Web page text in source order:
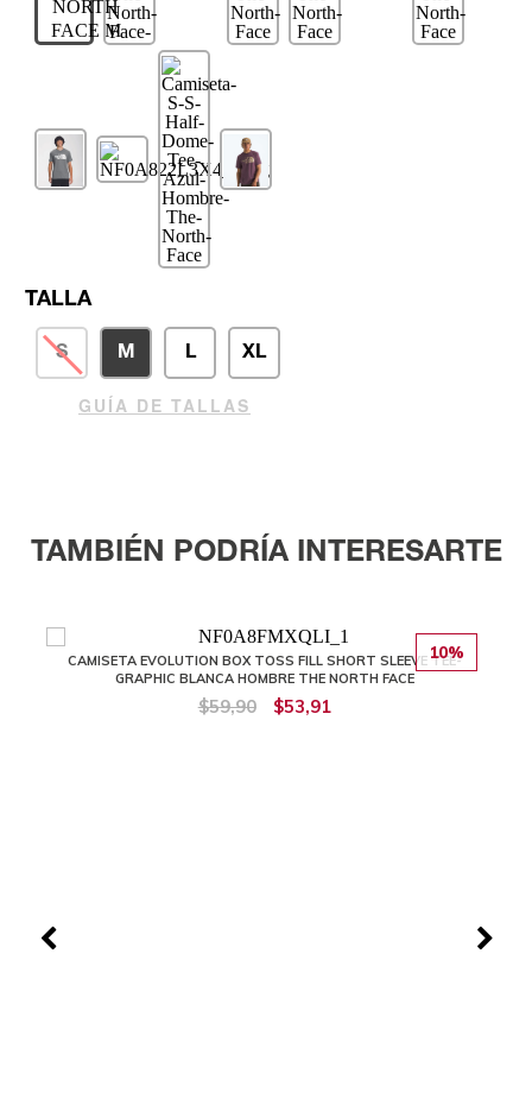
TALLA
S M L XL
GUÍA DE TALLAS
TAMBIÉN PODRÍA INTERESARTE
10%
CAMISETA EVOLUTION BOX TOSS FILL SHORT SLEEVE TEE-
GRAPHIC BLANCA HOMBRE THE NORTH FACE
$59,90 $53,91